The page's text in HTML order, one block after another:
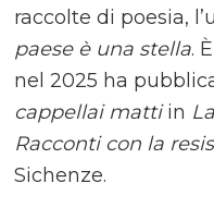
raccolte di poesia,
paese è una stella.
nel 2025 ha
cappellai mattiin
Racconti con la
Sichenze.